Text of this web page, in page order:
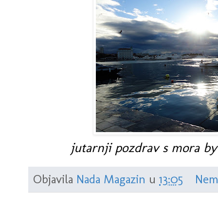
jutarnji pozdrav s mora
Objavila Nada Magazin u 13:05